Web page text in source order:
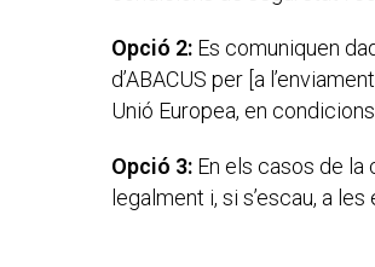
Opció 2: Es comuniquen
d’ABACUS per [a
Unió Europea, en
Opció 3: En els casos de
legalment i, si s’escau, a